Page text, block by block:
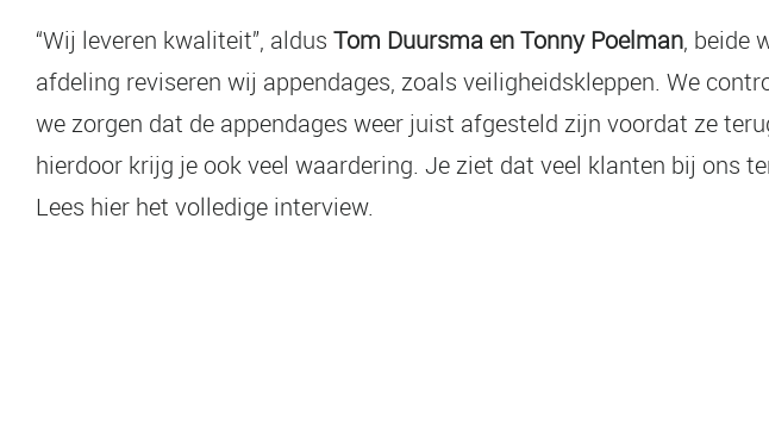
“Wij leveren kwaliteit”, aldus Tom Duursma en Tonny Poelman, beide
afdeling reviseren wij appendages, zoals veiligheidskleppen. We
we zorgen dat de appendages weer juist afgesteld zijn voordat ze
hierdoor krijg je ook veel waardering. Je ziet dat veel klanten bij ons
Lees hier het volledige interview.